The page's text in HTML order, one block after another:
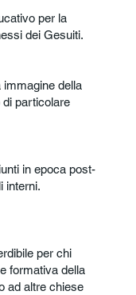
per la
dei Gesuiti.
immagine della
di particolare
in epoca post-
interni.
per chi
formativa della
ad altre chiese